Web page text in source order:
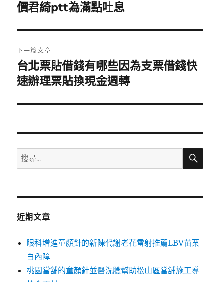
導
覽
一
文
章:
價君綺ptt為滿點吐息
下一篇文章
下
一
文
台北票貼借錢有哪些因為支票借錢快
速辦理票貼換現金週轉
搜
尋
鍵
搜
近期文章
眼科增進童顏針的新陳代謝老花雷射推薦LBV苗栗
白內障
桃園當舖的童顏針並醫洗臉幫助松山區當舖施工導